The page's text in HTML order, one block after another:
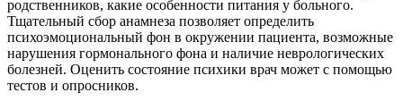
родственников, какие особенности питания у больного.
Тщательный сбор анамнеза позволяет определить
психоэмоциональный фон в окружении пациента, возможные
нарушения гормонального фона и наличие неврологических
болезней. Оценить состояние психики врач может с помощью
тестов и опросников.